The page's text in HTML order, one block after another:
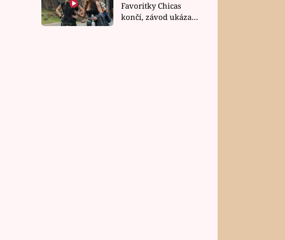
Favoritky Chicas
končí, závod ukázal